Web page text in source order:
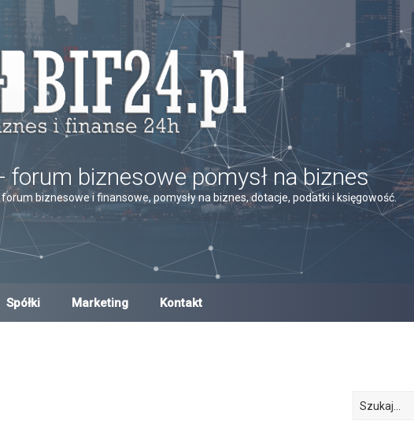
forum biznesowe pomysł na biznes
biznesowe i finansowe, pomysły na biznes, dotacje, podatki i księgowość.
Spółki Marketing Kontakt